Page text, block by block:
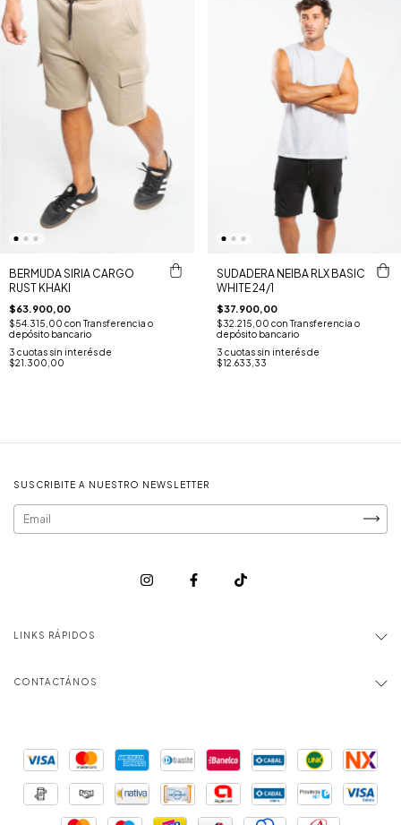
BERMUDA SIRIA CARGO
RUST KHAKI
$63.900,00
$54.315,00 con Transferencia o
depósito bancario
3 cuotas sin interés de
$21.300,00
SUDADERA NEIBA RLX BASIC
WHITE 24/1
$37.900,00
$32.215,00 con Transferencia o
depósito bancario
3 cuotas sin interés de
$12.633,33
SUSCRIBITE A NUESTRO NEWSLETTER
LINKS RÁPIDOS
CONTACTÁNOS